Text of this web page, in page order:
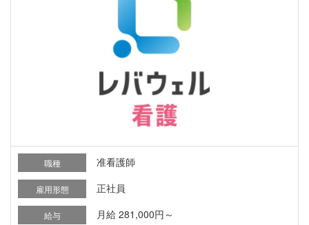
職種 准看護師
雇用形態 正社員
給与 月給 281,000円～